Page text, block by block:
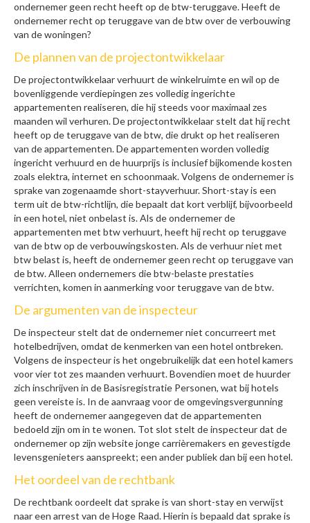
ondernemer geen recht heeft op de btw-teruggave. Heeft de
ondernemer recht op teruggave van de btw over de verbouwing
van de woningen?
De plannen van de projectontwikkelaar
De projectontwikkelaar verhuurt de winkelruimte en wil op de
bovenliggende verdiepingen zes volledig ingerichte
appartementen realiseren, die hij steeds voor maximaal zes
maanden wil verhuren. De projectontwikkelaar stelt dat hij recht
heeft op de teruggave van de btw, die drukt op het realiseren
van de appartementen. De appartementen worden volledig
ingericht verhuurd en de huurprijs is inclusief bijkomende kosten
zoals elektra, internet en schoonmaak. Volgens de ondernemer is
sprake van zogenaamde short-stayverhuur. Short-stay is een
term uit de btw-richtlijn, die bepaalt dat kort verblijf, bijvoorbeeld
in een hotel, niet onbelast is. Als de ondernemer de
appartementen met btw verhuurt, heeft hij recht op teruggave
van de btw op de verbouwingskosten. Als de verhuur niet met
btw belast is, heeft de ondernemer geen recht op teruggave van
de btw. Alleen ondernemers die btw-belaste prestaties
verrichten, komen in aanmerking voor teruggave van de btw.
De argumenten van de inspecteur
De inspecteur stelt dat de ondernemer niet concurreert met
hotelbedrijven, omdat de kenmerken van een hotel ontbreken.
Volgens de inspecteur is het ongebruikelijk dat een hotel kamers
voor vier tot zes maanden verhuurt. Bovendien moet de huurder
zich inschrijven in de Basisregistratie Personen, wat bij hotels
geen vereiste is. In de aanvraag voor de omgevingsvergunning
heeft de ondernemer aangegeven dat de appartementen
bedoeld zijn om in te wonen. Tot slot stelt de inspecteur dat de
ondernemer op zijn website jonge carrièremakers en gevestigde
levensgenieters aanspreekt; een ander publiek dan bij een hotel.
Het oordeel van de rechtbank
De rechtbank oordeelt dat sprake is van short-stay en verwijst
naar een arrest van de Hoge Raad. Hierin is bepaald dat sprake is